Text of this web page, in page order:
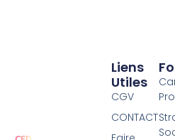
Pro
Liens
Utiles
CGV
CONTACT